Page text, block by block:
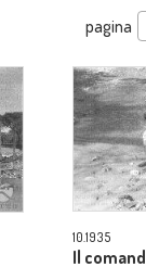
pagina
10.1935
Il